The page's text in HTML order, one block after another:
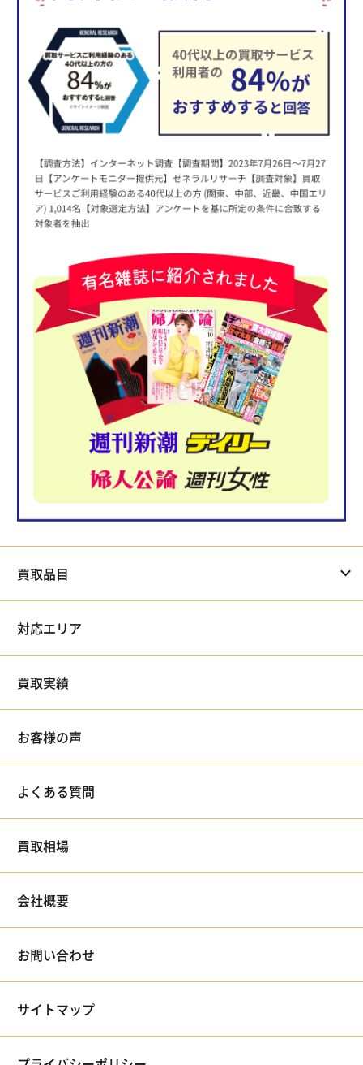
買取品目
対応エリア
買取実績
お客様の声
よくある質問
買取相場
会社概要
お問い合わせ
サイトマップ